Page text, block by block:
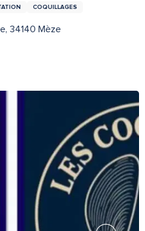
COQUILLAGES
34140 Mèze